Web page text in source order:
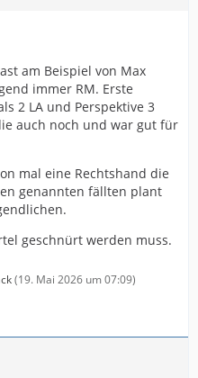
am Beispiel von Max
immer RM. Erste
2 LA und Perspektive 3
auch noch und war gut für
mal eine Rechtshand die
genannten fällten plant
geschnürt werden muss.
(19. Mai 2026 um 07:09)